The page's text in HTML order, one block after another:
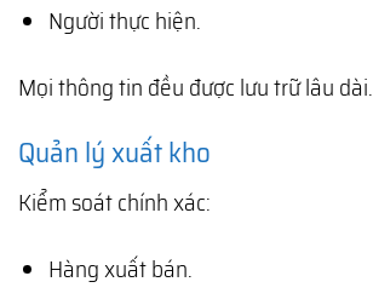
Người thực hiện.
Mọi thông tin đều được lưu trữ lâu dài.
Quản lý xuất kho
Kiểm soát chính xác:
Hàng xuất bán.